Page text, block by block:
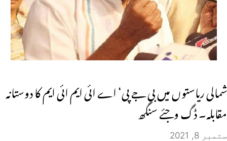
شمالی ریاستوں میں بی جے پی‘ اے ائی ایم ائی ایم کا دوستانہ
مقابلہ۔ ڈگ وجئے سنگھ
ستمبر 8, 2021